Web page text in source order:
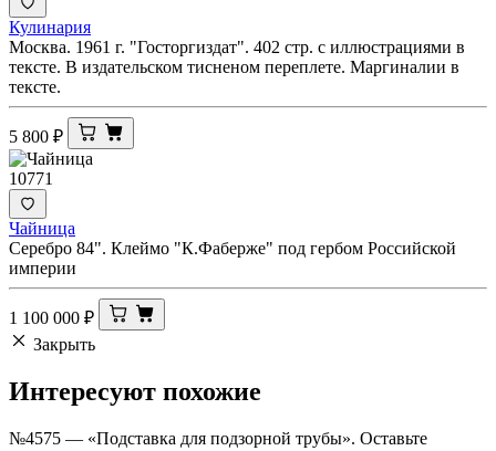
Кулинария
Москва. 1961 г. "Госторгиздат". 402 стр. с иллюстрациями в
тексте. В издательском тисненом переплете. Маргиналии в
тексте.
5 800 ₽
10771
Чайница
Серебро 84". Клеймо "К.Фаберже" под гербом Российской
империи
1 100 000 ₽
Закрыть
Интересуют похожие
№4575 — «Подставка для подзорной трубы». Оставьте